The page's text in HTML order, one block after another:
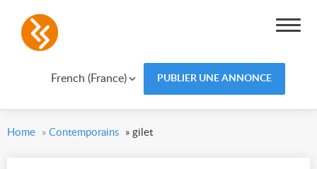
French (France) PUBLIER UNE ANNONCE
Home » Contemporains » gilet